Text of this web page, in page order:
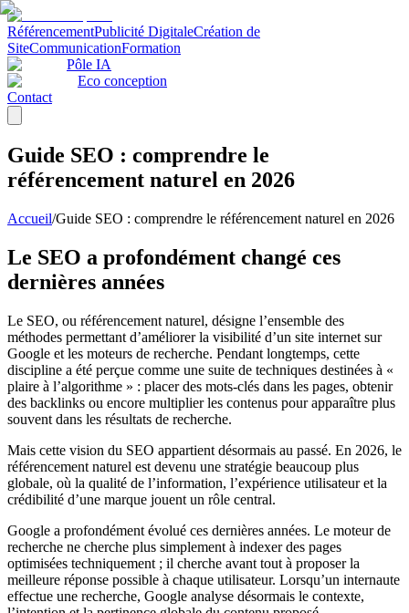
RéférencementPublicité DigitaleCréation de
SiteCommunicationFormation
Pôle IA
Eco conception
Contact
Guide SEO : comprendre le
référencement naturel en 2026
Accueil/Guide SEO : comprendre le référencement naturel en 2026
Le SEO a profondément changé ces
dernières années
Le SEO, ou référencement naturel, désigne l’ensemble des
méthodes permettant d’améliorer la visibilité d’un site internet sur
Google et les moteurs de recherche. Pendant longtemps, cette
discipline a été perçue comme une suite de techniques destinées à «
plaire à l’algorithme » : placer des mots-clés dans les pages, obtenir
des backlinks ou encore multiplier les contenus pour apparaître plus
souvent dans les résultats de recherche.
Mais cette vision du SEO appartient désormais au passé. En 2026, le
référencement naturel est devenu une stratégie beaucoup plus
globale, où la qualité de l’information, l’expérience utilisateur et la
crédibilité d’une marque jouent un rôle central.
Google a profondément évolué ces dernières années. Le moteur de
recherche ne cherche plus simplement à indexer des pages
optimisées techniquement ; il cherche avant tout à proposer la
meilleure réponse possible à chaque utilisateur. Lorsqu’un internaute
effectue une recherche, Google analyse désormais le contexte,